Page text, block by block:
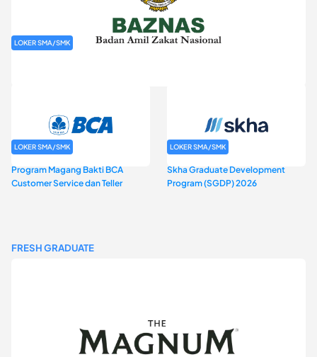
LOKER SMA/SMK
LOKER SMA/SMK
Program Magang Bakti BCA
Customer Service dan Teller
LOKER SMA/SMK
Skha Graduate Development
Program (SGDP) 2026
FRESH GRADUATE